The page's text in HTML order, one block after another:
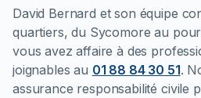
David Bernard et son équipe
quartiers, du Sycomore au
vous avez affaire à des
joignables au 01 88 84 30 51.
assurance responsabilité civile